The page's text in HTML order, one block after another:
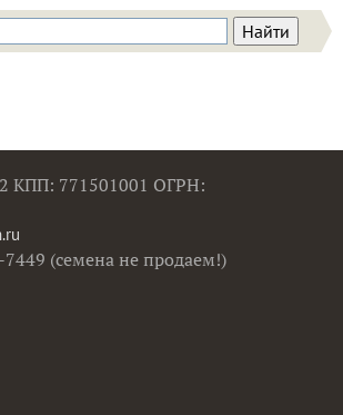
КПП: 771501001 ОГРН:
(семена не продаем!)